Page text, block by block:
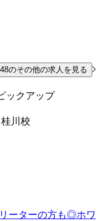
のその他の求人を見る
ックアップ
川校
ーターの方も◎ホワ